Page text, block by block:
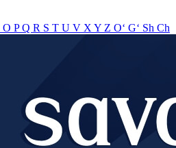
O PQ R S T U V X Y Z O‘ G‘ Sh Ch